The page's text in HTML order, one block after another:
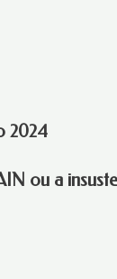
2024
ou a